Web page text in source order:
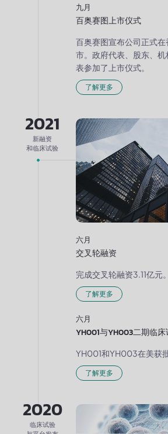
九月
百奥赛图上市仪式
百奥赛图宣布公司正式
市。政府代表、股东、
表参加了上市仪式。
了解更多
2021
新融资
和临床试验
六月
交叉轮融资
完成交叉轮融资3.11亿元。
了解更多
六月
YH001与YH003二期临
YH001和YH003在美获
了解更多
2020
临床试验